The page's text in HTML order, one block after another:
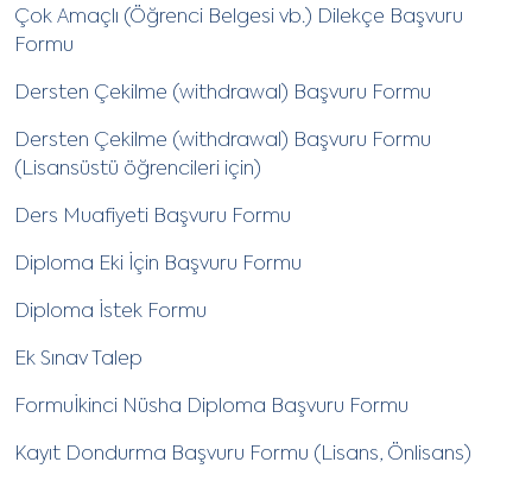
Çok Amaçlı (Öğrenci Belgesi vb.) Dilekçe Başvuru
Formu
Dersten Çekilme (withdrawal) Başvuru Formu
Dersten Çekilme (withdrawal) Başvuru Formu
(Lisansüstü öğrencileri için)
Ders Muafiyeti Başvuru Formu
Diploma Eki İçin Başvuru Formu
Diploma İstek Formu
Ek Sınav Talep
Formuİkinci Nüsha Diploma Başvuru Formu
Kayıt Dondurma Başvuru Formu (Lisans, Önlisans)